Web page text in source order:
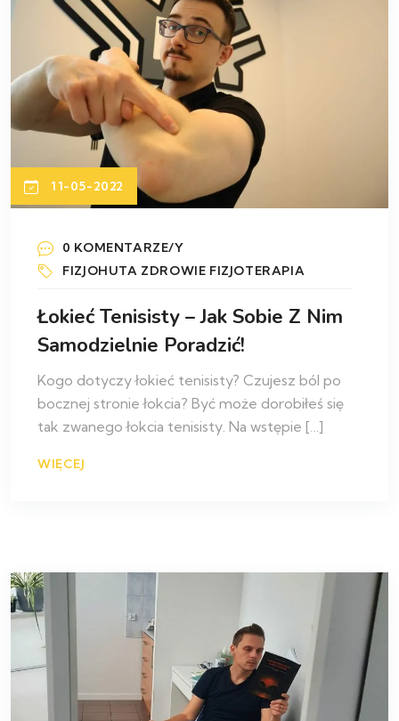
11-05-2022
0 KOMENTARZE/Y
FIZJOHUTA ZDROWIE FIZJOTERAPIA
Łokieć Tenisisty – Jak Sobie Z Nim
Samodzielnie Poradzić!
Kogo dotyczy łokieć tenisisty? Czujesz ból po
bocznej stronie łokcia? Być może dorobiłeś się
tak zwanego łokcia tenisisty. Na wstępie […]
WIĘCEJ